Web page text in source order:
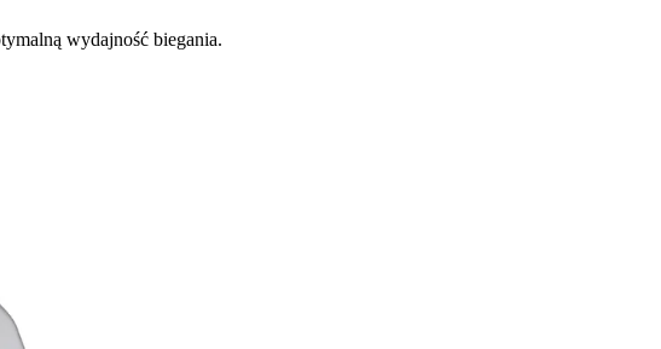
wydajność biegania.